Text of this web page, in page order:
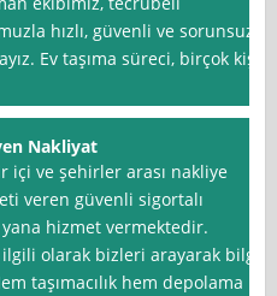
hızlı, güvenli ve sorunsuz
Ev taşıma süreci, birçok kişi
Nakliyat
içi ve şehirler arası nakliye
veren güvenli sigortalı
hizmet vermektedir.
ilgili olarak bizleri arayarak bilgi
taşımacılık hem depolama